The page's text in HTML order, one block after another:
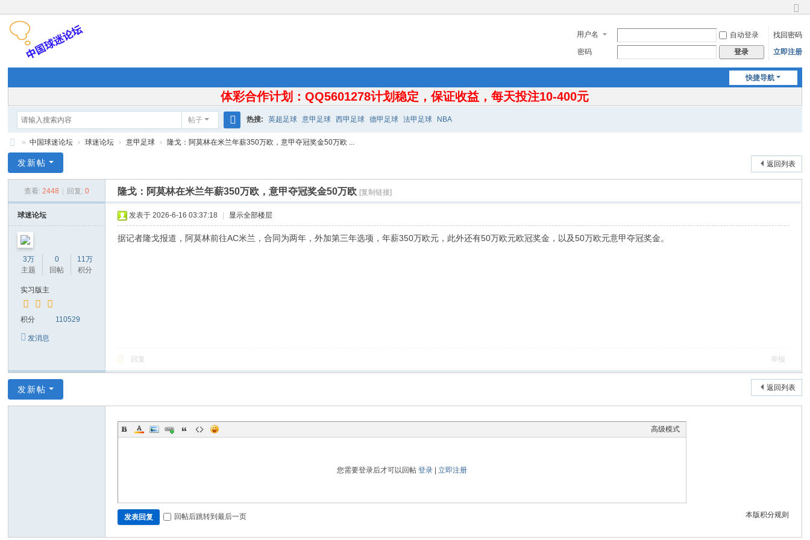
换
到
窄
用户名 自动登录
找回密码
密码
登录 立即注册
快捷导航
体彩合作计划：QQ5601278计划稳定，保证收益，每天投注10-400元
帖子
搜
热搜: 英超足球 意甲足球 西甲足球 德甲足球 法甲足球 NBA
国
迷
论
坛
» 中国球迷论坛 › 球迷论坛 › 意甲足球 › 隆戈：阿莫林在米兰年薪350万欧，意甲夺冠奖金50万欧 ...
返回列表
发新帖
查看: 2448 回复: 0 隆戈：阿莫林在米兰年薪350万欧，意甲夺冠奖金50万欧 [复制链接]
球迷论坛
3万
主题
0
回帖
11万
积分
实习版主
积分 110529
发消息
发表于 2026-6-16 03:37:18 显示全部楼层
据记者隆戈报道，阿莫林前往AC米兰，合同为两年，外加第三年选项，年薪350万欧元，此外还有50万欧元欧冠奖金，以及50万欧元意甲夺冠奖金。
回复 举报
返回列表
发新帖
高级模式
您需要登录后才可以回帖登录 |立即注册
本版积分规则
发表回复 回帖后跳转到最后一页